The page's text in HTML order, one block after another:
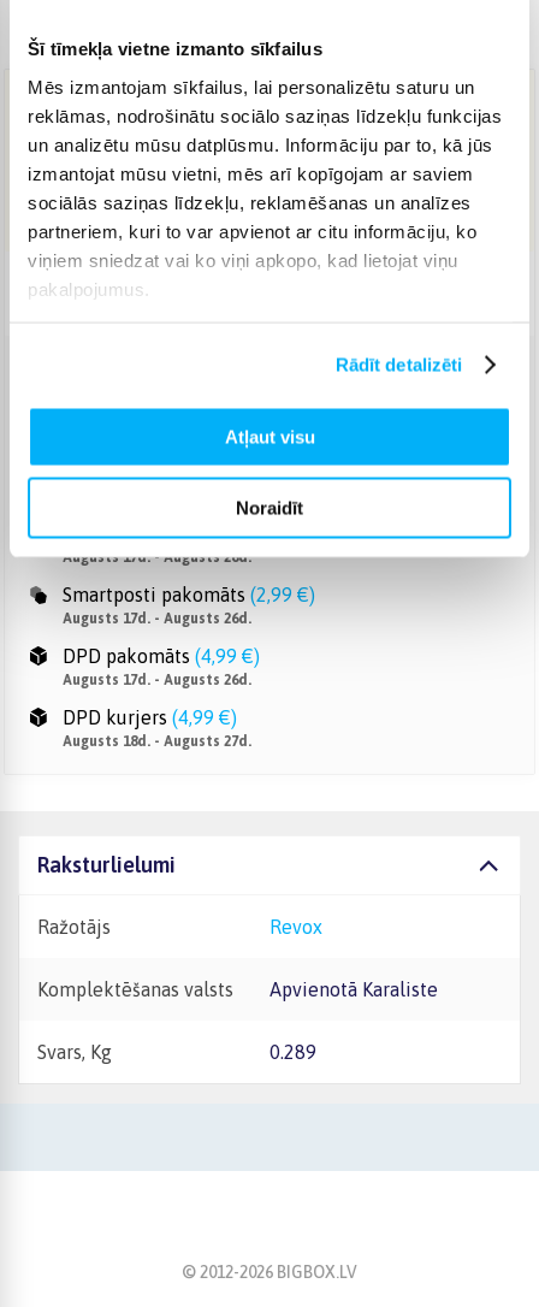
Šī tīmekļa vietne izmanto sīkfailus
Mēs izmantojam sīkfailus, lai personalizētu saturu un
reklāmas, nodrošinātu sociālo saziņas līdzekļu funkcijas
un analizētu mūsu datplūsmu. Informāciju par to, kā jūs
izmantojat mūsu vietni, mēs arī kopīgojam ar saviem
sociālās saziņas līdzekļu, reklamēšanas un analīzes
partneriem, kuri to var apvienot ar citu informāciju, ko
viņiem sniedzat vai ko viņi apkopo, kad lietojat viņu
pakalpojumus.
Rādīt detalizēti
Atļaut visu
Noraidīt
13,92 €
IELIKT GROZĀ
Piegāde: 7-14 d.d.
Augusts 17d. - Augusts 26d.
3,99 €)
Apmaksā pilnu summu skaidrā naudā piegādes brīdī.
Omniva pakomāts (3,99 €)
Augusts 17d. - Augusts 26d.
Smartposti pakomāts (2,99 €)
Augusts 17d. - Augusts 26d.
DPD pakomāts (4,99 €)
Augusts 17d. - Augusts 26d.
DPD kurjers (4,99 €)
Augusts 18d. - Augusts 27d.
Raksturlielumi
Ražotājs Revox
Komplektēšanas valsts Apvienotā Karaliste
Svars, Kg 0.289
© 2012-2026 BIGBOX.LV